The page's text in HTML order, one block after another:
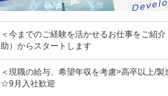
＜今までのご経験を活かせるお仕事をご紹
助）からスタートします
＜現職の給与、希望年収を考慮>高卒以上/
☆9月入社歓迎